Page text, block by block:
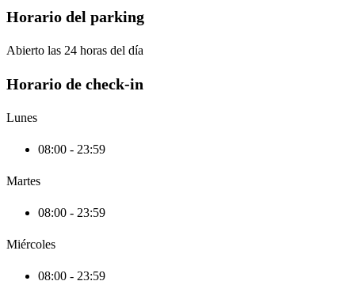
Horario del parking
Abierto las 24 horas del día
Horario de check-in
Lunes
08:00 - 23:59
Martes
08:00 - 23:59
Miércoles
08:00 - 23:59